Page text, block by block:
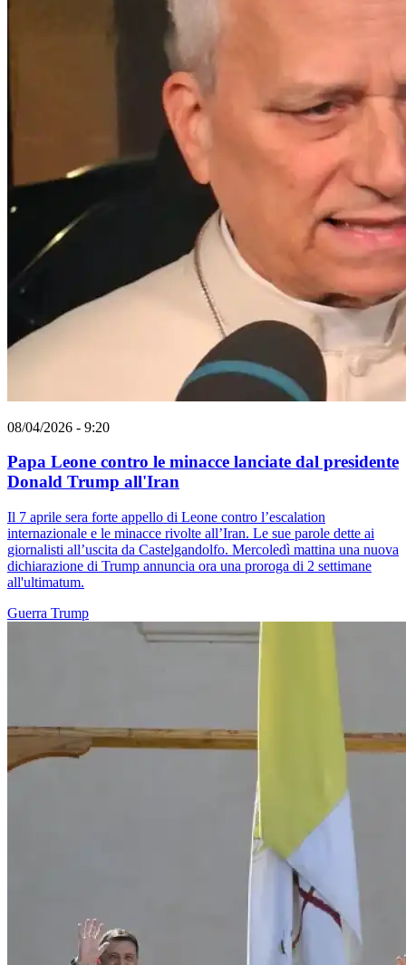
08/04/2026 - 9:20
Papa Leone contro le minacce lanciate dal presidente
Donald Trump all'Iran
Il 7 aprile sera forte appello di Leone contro l’escalation
internazionale e le minacce rivolte all’Iran. Le sue parole dette ai
giornalisti all’uscita da Castelgandolfo. Mercoledì mattina una nuova
dichiarazione di Trump annuncia ora una proroga di 2 settimane
all'ultimatum.
Guerra Trump